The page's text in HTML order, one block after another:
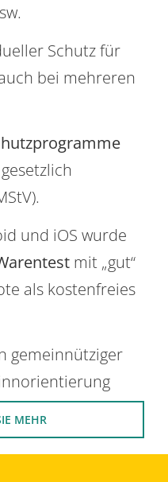
Schutz für
bei mehreren
und iOS wurde
mit „gut“
als kostenfreies
gemeinnütziger
MEHR